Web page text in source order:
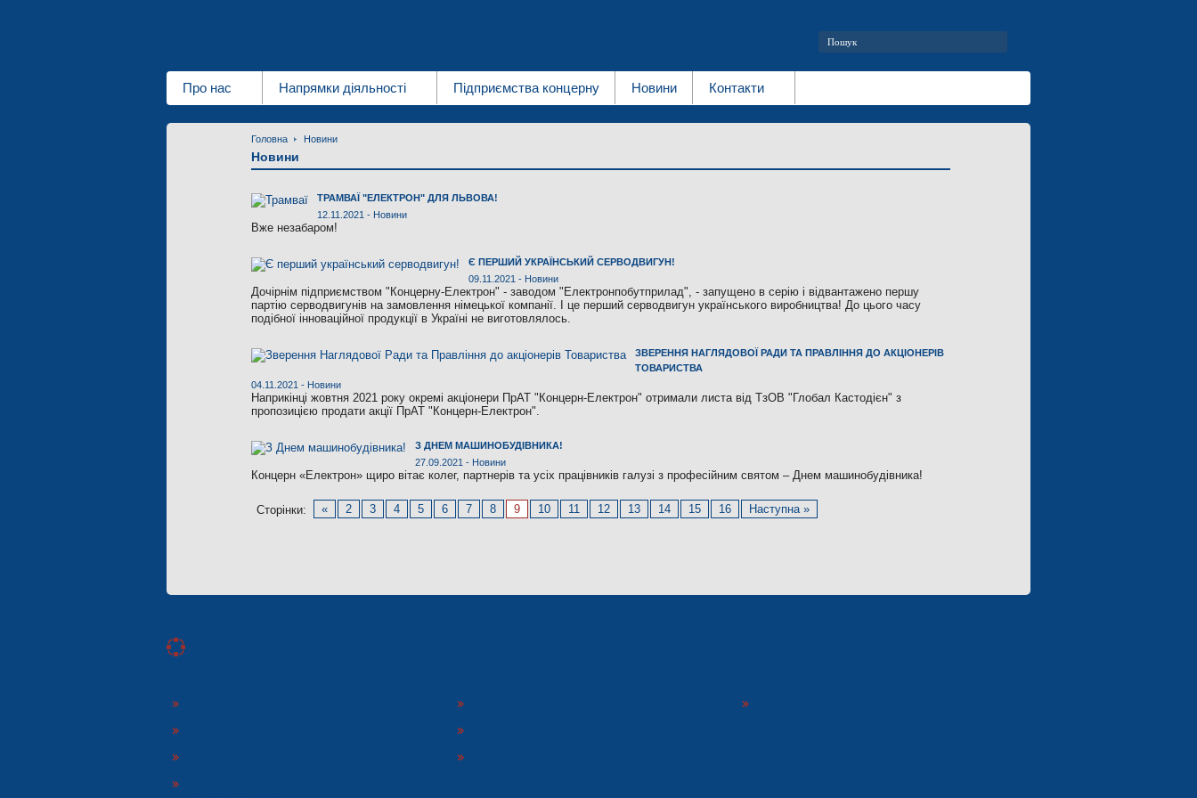
Про нас Напрямки діяльності Підприємства концерну Новини Контакти
Головна Новини
Новини
ТРАМВАЇ "ЕЛЕКТРОН" ДЛЯ ЛЬВОВА!
12.11.2021 - Новини
Вже незабаром!
Є ПЕРШИЙ УКРАЇНСЬКИЙ СЕРВОДВИГУН!
09.11.2021 - Новини
Дочірнім підприємством "Концерну-Електрон" - заводом "Електронпобутприлад", - запущено в серію і відвантажено першу
партію серводвигунів на замовлення німецької компанії. І це перший серводвигун українського виробництва! До цього часу
подібної інноваційної продукції в Україні не виготовлялось.
ЗВЕРЕННЯ НАГЛЯДОВОЇ РАДИ ТА ПРАВЛІННЯ ДО АКЦІОНЕРІВ
ТОВАРИСТВА
04.11.2021 - Новини
Наприкінці жовтня 2021 року окремі акціонери ПрАТ "Концерн-Електрон" отримали листа від ТзОВ "Глобал Кастодієн" з
пропозицією продати акції ПрАТ "Концерн-Електрон".
З ДНЕМ МАШИНОБУДІВНИКА!
27.09.2021 - Новини
Концерн «Електрон» щиро вітає колег, партнерів та усіх працівників галузі з професійним святом – Днем машинобудівника!
Сторінки: « 2 3 4 5 6 7 8 9 10 11 12 13 14 15 16 Наступна »